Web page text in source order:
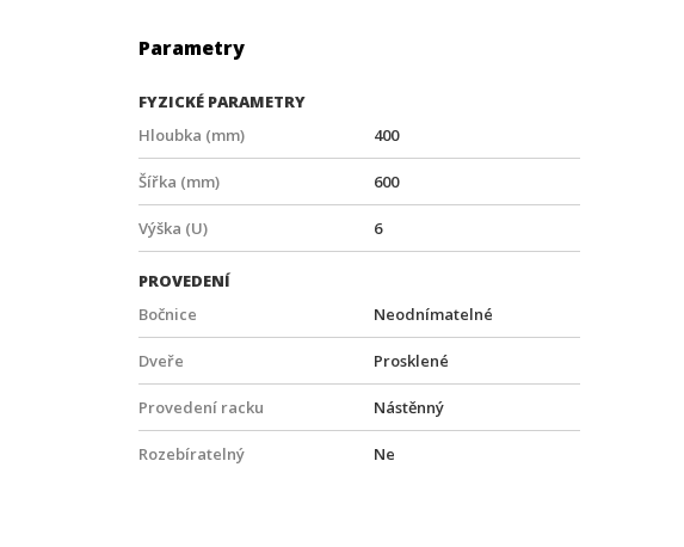
Parametry
FYZICKÉ PARAMETRY
Hloubka (mm)
400
Šířka (mm) 600
Výška (U) 6
PROVEDENÍ
Bočnice
Neodnímatelné
Dveře Prosklené
Provedení racku Nástěnný
Rozebíratelný Ne